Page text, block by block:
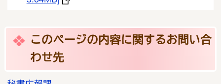
このページの内容に関するお問い合
わせ先